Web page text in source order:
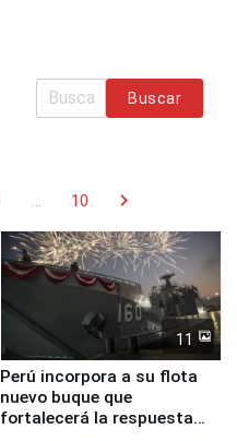
Buscar
10 chevron_right
11
Perú incorpora a su flota
nuevo buque que
fortalecerá la respuesta